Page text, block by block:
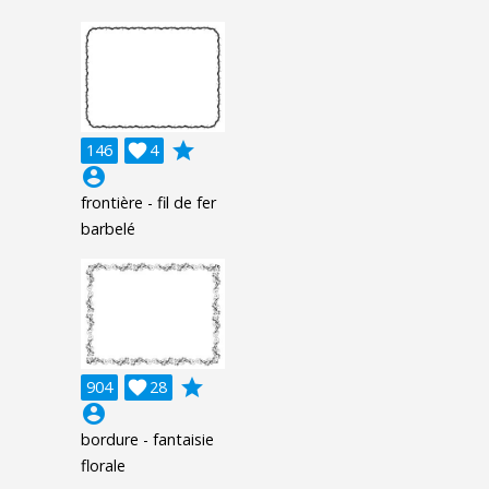
146 4

grade
account_circle
frontière - fil de fer
barbelé
904 28

grade
account_circle
bordure - fantaisie
florale